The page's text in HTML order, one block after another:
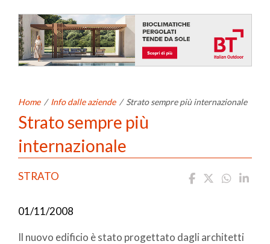
Home / Info dalle aziende / Strato sempre più internazionale
Strato sempre più
internazionale
STRATO
01/11/2008
Il nuovo edificio è stato progettato dagli architetti